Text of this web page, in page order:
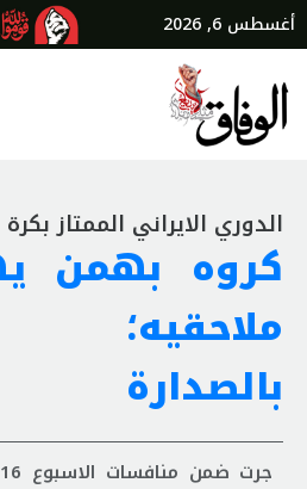
أغسطس 6, 2026
الدوري الايراني الممتاز
كروه بهمن
بالصدارة